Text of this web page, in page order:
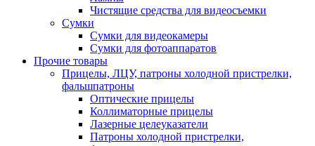
Чистящие средства для видеосъемки
Сумки
Сумки для видеокамеры
Сумки для фотоаппаратов
Прочие товары
Прицелы, ЛЦУ, патроны холодной пристрелки,
фальшпатроны
Оптические прицелы
Коллиматорные прицелы
Лазерные целеуказатели
Патроны холодной пристрелки,